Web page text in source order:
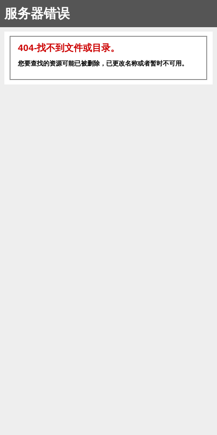
服务器错误
404-找不到文件或目录。
您要查找的资源可能已被删除，已更改名称或者暂时不可用。